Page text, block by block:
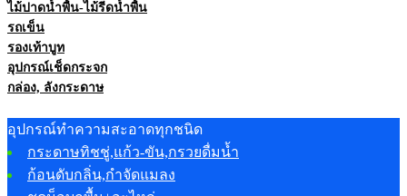
ไม้ปาดน้ำพื้น-ไม้รีดน้ำพื้น
รถเข็น
รองเท้าบูท
อุปกรณ์เช็ดกระจก
กล่อง, ลังกระดาษ
อุปกรณ์ทำความสะอาดทุกชนิด
กระดาษทิชชู่,แก้ว-ขัน,กรวยดื่มน้ำ
ก้อนดับกลิ่น,กำจัดแมลง